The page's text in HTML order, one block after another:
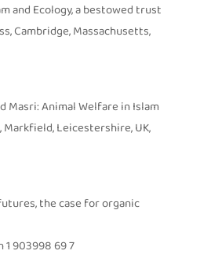
and Ecology, a bestowed trust
Cambridge, Massachusetts,
Masri: Animal Welfare in Islam
Leicestershire, UK,
the case for organic
1 903998 69 7